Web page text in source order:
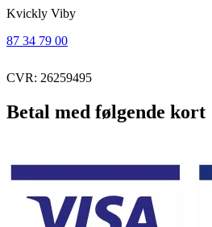
Kvickly Viby
87 34 79 00
CVR: 26259495
Betal med følgende kort